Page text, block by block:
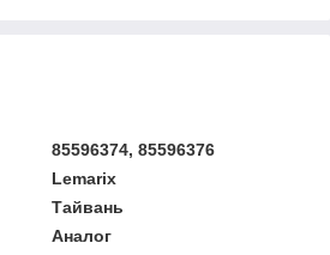
85596374, 85596376
Lemarix
Тайвань
Аналог